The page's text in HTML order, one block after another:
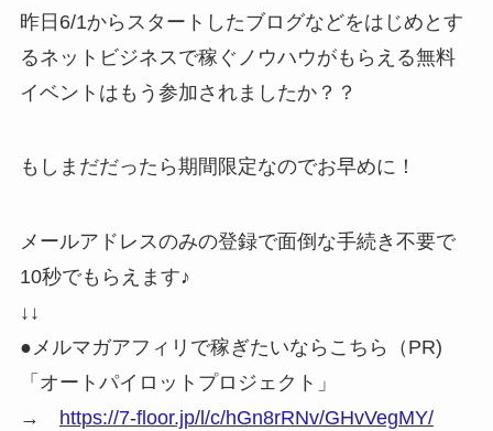
昨日6/1からスタートしたブログなどをはじめとす
るネットビジネスで稼ぐノウハウがもらえる無料
イベントはもう参加されましたか？？
もしまだだったら期間限定なのでお早めに！
メールアドレスのみの登録で面倒な手続き不要で
10秒でもらえます♪
↓↓
●メルマガアフィリで稼ぎたいならこちら（PR)
「オートパイロットプロジェクト」
→
https://7-floor.jp/l/c/hGn8rRNv/GHvVegMY/